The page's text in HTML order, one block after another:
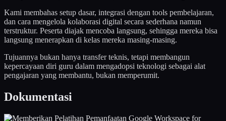
Kami membahas setup dasar, integrasi dengan tools pembelajaran,
dan cara mengelola kolaborasi digital secara sederhana namun
terstruktur. Peserta diajak mencoba langsung, sehingga mereka bisa
langsung menerapkan di kelas mereka masing-masing.
Tujuannya bukan hanya transfer teknis, tetapi membangun
kepercayaan diri guru dalam mengadopsi teknologi sebagai alat
pengajaran yang membantu, bukan memperumit.
Dokumentasi